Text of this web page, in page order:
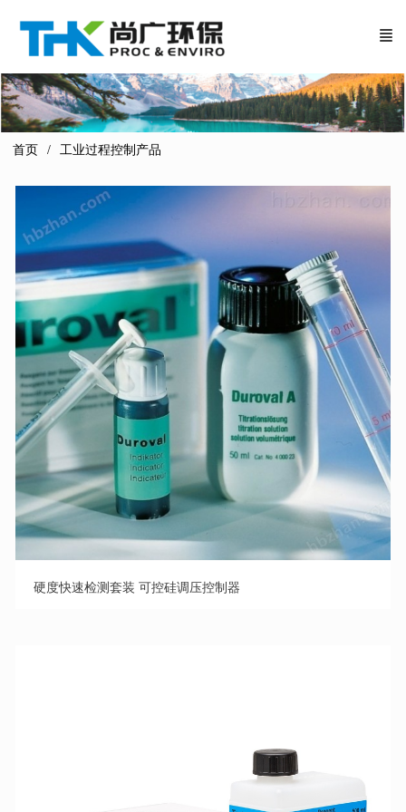
首页 工业过程控制产品
硬度快速检测套装 可控硅调压控制器